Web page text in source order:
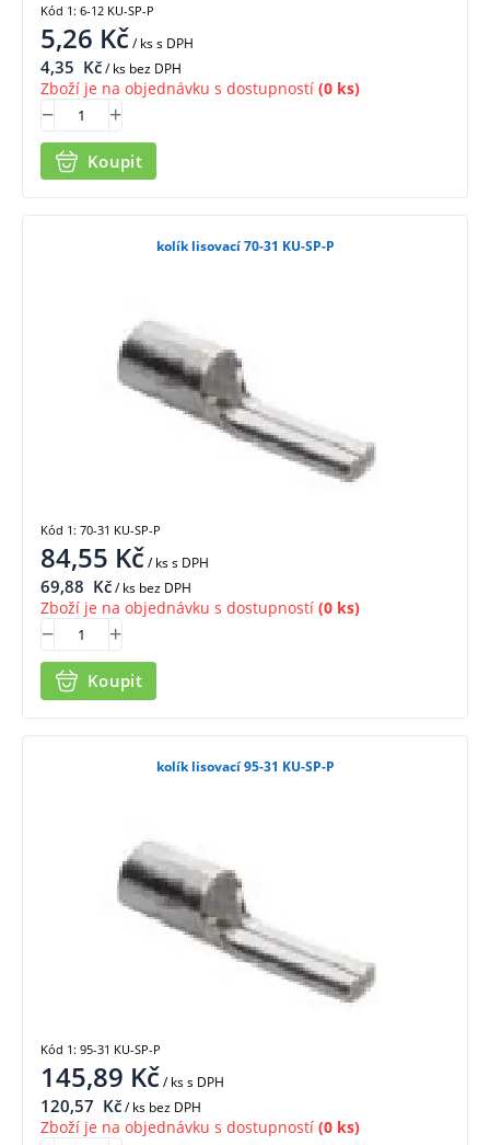
5,26 Kč/ kss DPH
4,35 Kč/ ks bez DPH
Zboží je na objednávku s dostupností (0 ks)
Koupit
Kód 1: 6-12 KU-SP-P
kolík lisovací 70-31 KU-SP-P
84,55 Kč/ kss DPH
69,88 Kč/ ks bez DPH
Zboží je na objednávku s dostupností (0 ks)
Koupit
Kód 1: 70-31 KU-SP-P
kolík lisovací 95-31 KU-SP-P
145,89 Kč/ kss DPH
120,57 Kč/ ks bez DPH
Zboží je na objednávku s dostupností (0 ks)
Kód 1: 95-31 KU-SP-P